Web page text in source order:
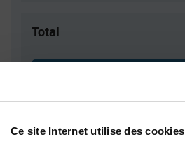
Ce site Internet utilise des cookies
Total
paiement.